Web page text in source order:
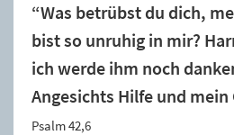
“Was betrübst du dich,
bist so unruhig in mir?
ich werde ihm noch
Angesichts Hilfe und mein
Psalm 42,6